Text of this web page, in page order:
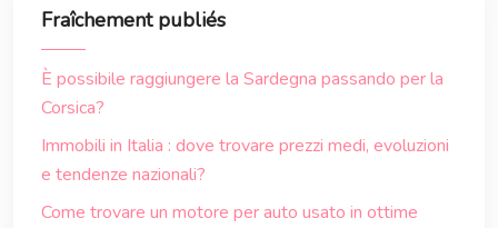
Fraîchement publiés
È possibile raggiungere la Sardegna passando per la
Corsica?
Immobili in Italia : dove trovare prezzi medi, evoluzioni
e tendenze nazionali?
Come trovare un motore per auto usato in ottime